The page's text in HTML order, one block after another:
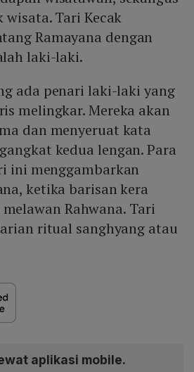
Tari Kecak
Ramayana dengan
laki-laki.
ada penari laki-laki yang
melingkar. Mereka akan
dan menyeruat kata
kedua lengan. Para
ini menggambarkan
ketika barisan kera
Rahwana. Tari
ritual sanghyang atau
aplikasi mobile.